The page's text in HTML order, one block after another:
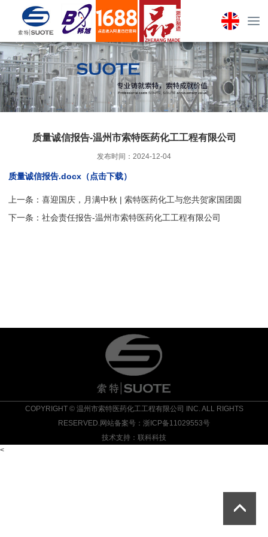
质量诚信报告-温州市索特医药化工工程有限公司
发布时间：2024-12-04
质量诚信报告.docx（点击下载）
上一条： 喜迎国庆，月满中秋 | 索特医药化工与您共贺家国团圆
下一条： 社会责任报告-温州市索特医药化工工程有限公司
COPYRIGHT © 温州市索特医药化工工程有限公司 INC. ALL RIGHTS
RESERVED.网站备案号： 浙ICP备11029553号
技术支持： 联科科技
<